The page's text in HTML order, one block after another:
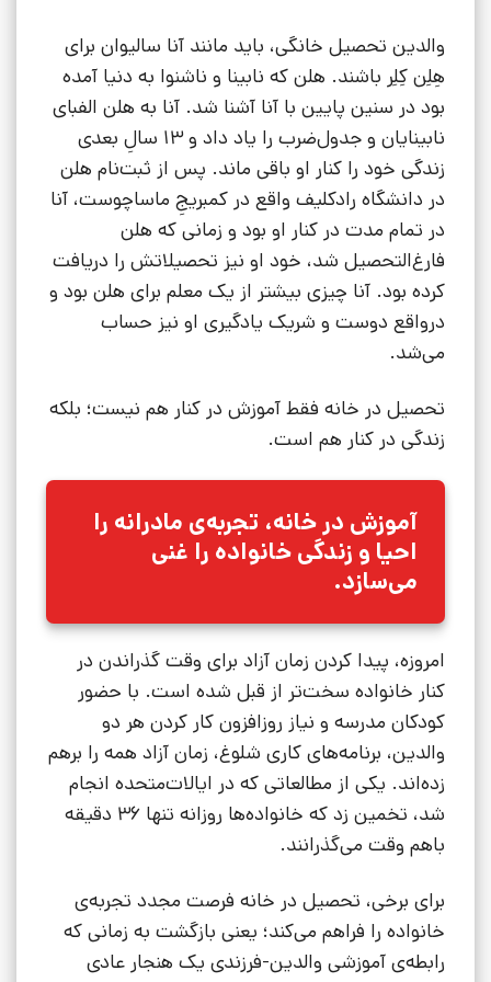
والدین تحصیل خانگی، باید مانند آنا سالیوان برای
هِلِن کِلِر باشند. هلن که نابینا و ناشنوا به دنیا آمده
بود در سنین پایین با آنا آشنا شد. آنا به هلن الفبای
نابینایان و جدول‌ضرب را یاد داد و 13 سالِ بعدی
زندگی خود را کنار او باقی ماند. پس از ثبت‌نام هلن
در دانشگاه رادکلیف واقع در کمبریجِ ماساچوست، آنا
در تمام مدت در کنار او بود و زمانی که هلن
فارغ‌التحصیل شد، خود او نیز تحصیلاتش را دریافت
کرده بود. آنا چیزی بیشتر از یک معلم برای هلن بود و
درواقع دوست و شریک یادگیری او نیز حساب
می‌شد.
تحصیل در خانه فقط آموزش در کنار هم نیست؛ بلکه
زندگی در کنار هم است.
آموزش در خانه، تجربه‌ی مادرانه را
احیا و زندگی خانواده را غنی
می‌سازد.
امروزه، پیدا کردن زمان آزاد برای وقت گذراندن در
کنار خانواده سخت‌تر از قبل شده است. با حضور
کودکان مدرسه و نیاز روزافزون کار کردن هر دو
والدین، برنامه‌های کاری شلوغ، زمان آزاد همه را برهم
زده‌اند. یکی از مطالعاتی که در ایالات‌متحده انجام
شد، تخمین زد که خانواده‌ها روزانه تنها 36 دقیقه
باهم وقت می‌گذرانند.
برای برخی، تحصیل در خانه فرصت مجدد تجربه‌ی
خانواده را فراهم می‌کند؛ یعنی بازگشت به زمانی که
رابطه‌ی آموزشی والدین-فرزندی یک هنجار عادی